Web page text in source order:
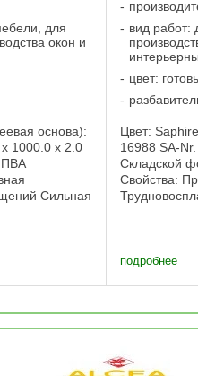
для
окон и
основа):
1000.0 x 2.0
ПВА
Сильная
ПУ-кожа,
вид работ:
цвет:
Цвет:
16988 SA-
Складской
Свойства:
подробнее